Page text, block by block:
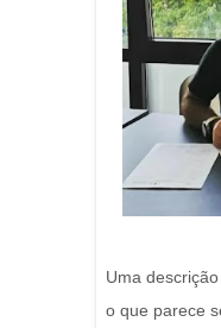
Uma
o que parece